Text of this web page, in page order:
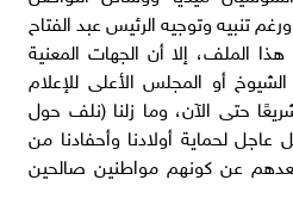
تنبيه وتوجيه الرئيس عبد الفتاح
الملف، إلا أن الجهات المعنية
أو المجلس الأعلى للإعلام
حتى الآن، وما زلنا (نلف حول
لحماية أولادنا وأحفادنا من
عن كونهم مواطنين صالحين